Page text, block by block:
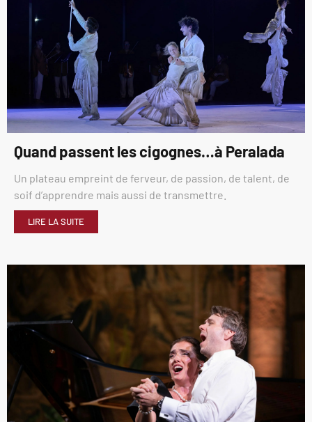
Quand passent les cigognes…à Peralada
Un plateau empreint de ferveur, de passion, de talent, de
soif d’apprendre mais aussi de transmettre.
LIRE LA SUITE